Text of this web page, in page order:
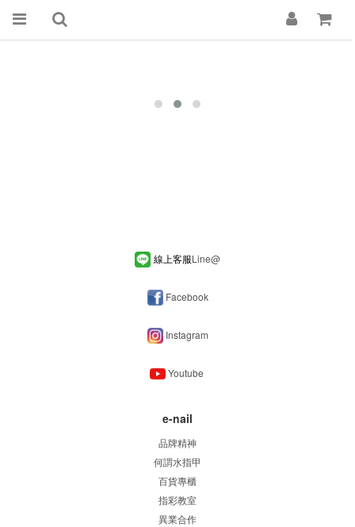
線上客服Line@
Facebook
Instagram
Youtube
e-nail
品牌精神
何謂水指甲
百貨專櫃
指彩教室
異業合作